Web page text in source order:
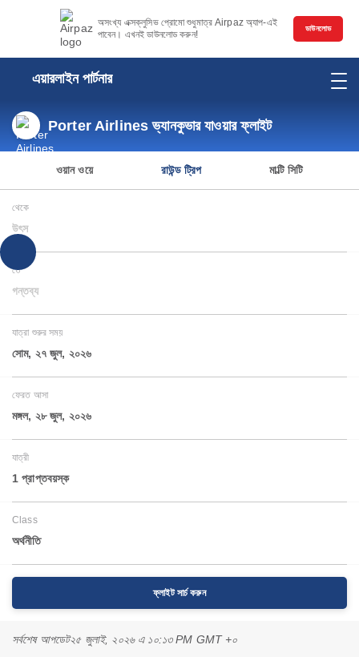
অসংখ্য এক্সক্লুসিভ প্রোমো শুধুমাত্র Airpaz অ্যাপ-এই
পাবেন। এখনই ডাউনলোড করুন!
ডাউনলোড
এয়ারলাইন পার্টনার
Porter Airlines ভ্যানকুভার যাওয়ার ফ্লাইট
ওয়ান ওয়ে রাউন্ড ট্রিপ মাল্টি সিটি
থেকে
উৎস
তে
গন্তব্য
যাত্রা শুরুর সময়
সোম, ২৭ জুল, ২০২৬
ফেরত আসা
মঙ্গল, ২৮ জুল, ২০২৬
যাত্রী
1 প্রাপ্তবয়স্ক
Class
অর্থনীতি
ফ্লাইট সার্চ করুন
সর্বশেষ আপডেট২৫ জুলাই, ২০২৬ এ ১০:১৩ PM GMT +০